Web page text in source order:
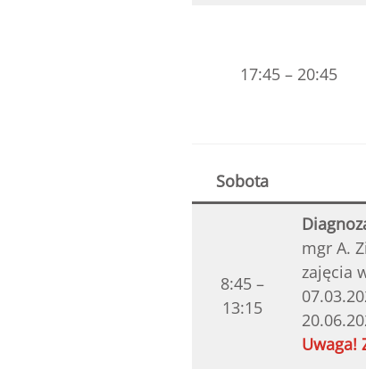
17:45 – 20:45
Sobota
8:45 –
13:15
mgr A.
zajęcia
Uwaga!